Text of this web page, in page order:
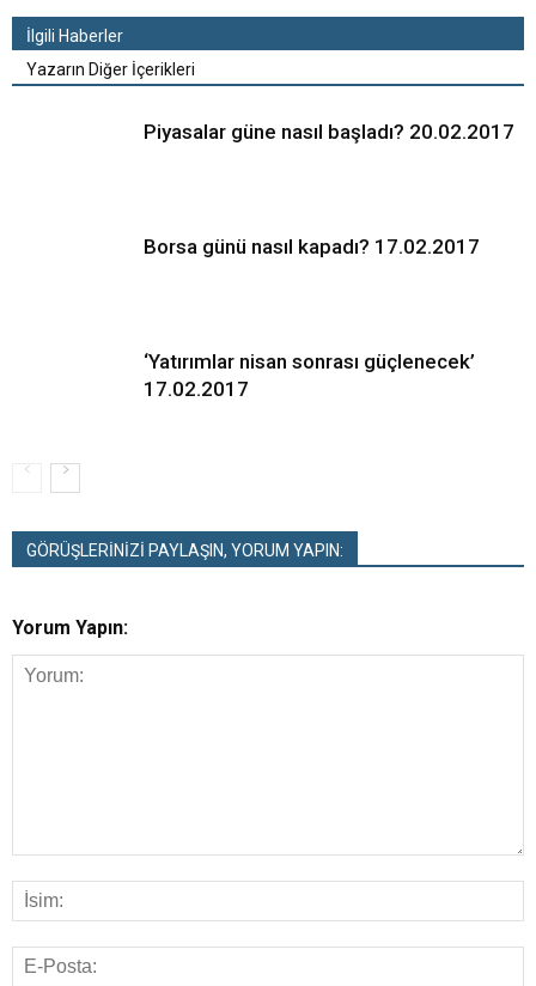
İlgili Haberler
Yazarın Diğer İçerikleri
Piyasalar güne nasıl başladı? 20.02.2017
Borsa günü nasıl kapadı? 17.02.2017
‘Yatırımlar nisan sonrası güçlenecek’
17.02.2017
GÖRÜŞLERİNİZİ PAYLAŞIN, YORUM YAPIN:
Yorum Yapın: